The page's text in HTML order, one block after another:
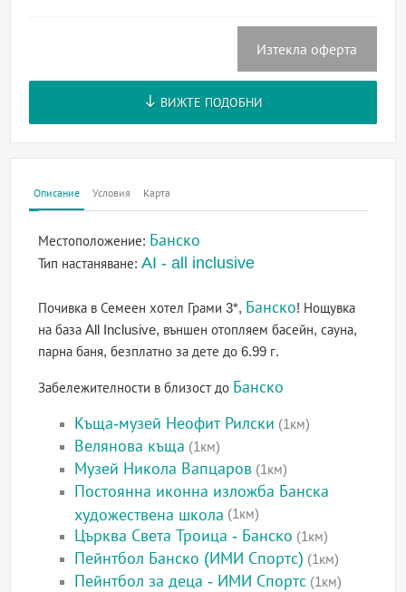
Изтекла оферта
ВИЖТЕ ПОДОБНИ
Описание Условия Карта
Местоположение: Банско
Тип настаняване:AI - all inclusive
Почивка в Семеен хотел Грами 3*, Банско! Нощувка
на база All Inclusive, външен отопляем басейн, сауна,
парна баня, безплатно за дете до 6.99 г.
Забележителности в близост до Банско
Къща-музей Неофит Рилски (1км)
Велянова къща (1км)
Музей Никола Вапцаров (1км)
Постоянна иконна изложба Банска
художествена школа (1км)
Църква Света Троица - Банско (1км)
Пейнтбол Банско (ИМИ Спортс) (1км)
Пейнтбол за деца - ИМИ Спортс (1км)